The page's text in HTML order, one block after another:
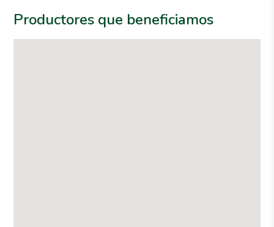
Productores que beneficiamos